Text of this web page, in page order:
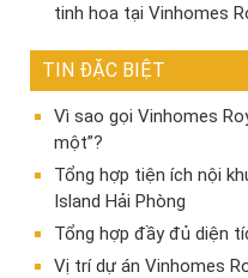
tinh hoa tại Vinhomes
TIN ĐẶC BIỆT
Vì sao gọi Vinhomes
một”?
Tổng hợp tiện ích nội
Island Hải Phòng
Tổng hợp đầy đủ diện
Vị trí dự án Vinhomes